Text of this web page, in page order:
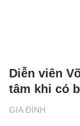
GIA ĐÌNH
Diễn viên
tâm khi có